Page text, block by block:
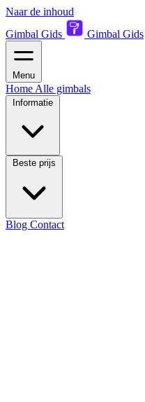
Naar de inhoud
Gimbal Gids
Gimbal Gids
Menu
Home Alle gimbals
Informatie
Beste prijs
Blog Contact